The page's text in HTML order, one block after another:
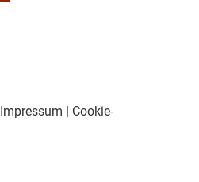
Impressum | Cookie-